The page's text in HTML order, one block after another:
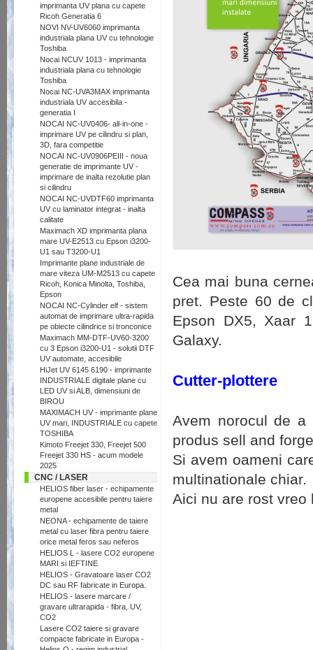
imprimanta UV plana cu capete
Ricoh Generatia 6
NOVI NV-UV6060 imprimanta
industriala plana UV cu tehnologie
Toshiba
Nocai NCUV 1013 - imprimanta
industriala plana cu tehnologie
Toshiba
Nocai NC-UVA3MAX imprimanta
industriala UV accesibila -
generatia I
NOCAI NC-UV0406- all-in-one -
imprimare UV pe cilindru si plan,
3D, fara competitie
NOCAI NC-UV0906PEIII - noua
generatie de imprimante UV -
imprimare de inalta rezolutie plan
si cilindru
NOCAI NC-UVDTF60 imprimanta
UV cu laminator integrat - inalta
calitate
Maximach XD imprimanta plana
mare UV-E2513 cu Epson i3200-
U1 sau T3200-U1
Imprimante plane industriale de
mare viteza UM-M2513 cu capete
Ricoh, Konica Minolta, Toshiba,
Epson
NOCAI NC-Cylinder elf - sistem
automat de imprimare ultra-rapida
pe obiecte cilindrice si tronconice
Maximach MM-DTF-UV60-3200
cu 3 Epson i3200-U1 - solutii DTF
UV automate, accesibile
HiJet UV 6145 6190 - imprimante
INDUSTRIALE digitale plane cu
LED UV si ALB, dimensiuni de
BIROU
MAXIMACH UV - imprimante plane
UV mari, INDUSTRIALE cu capete
TOSHIBA
Kimoto Freejet 330, Freejet 500
Freejet 330 HS - acum modele
2025
CNC / LASER
HELIOS fiber laser - echipamente
europene accesibile pentru taiere
metal
NEONA - echipamente de taiere
metal cu laser fibra pentru taiere
orice metal feros sau neferos
HELIOS L - lasere CO2 europene
MARI si IEFTINE
HELIOS - Gravatoare laser CO2
DC sau RF fabricate in Europa.
HELIOS - lasere marcare /
gravare ultrarapida - fibra, UV,
CO2
Lasere CO2 taiere si gravare
compacte fabricate in Europa -
Cea mai buna
pret. Peste 60 de
Epson DX5, Xaar
Galaxy.
Cutter-plottere
Avem norocul de a
produs sell and
Si avem oameni
multinationale chiar.
Aici nu are rost vreo